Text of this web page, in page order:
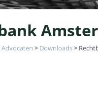
Advocaten > Downloads>